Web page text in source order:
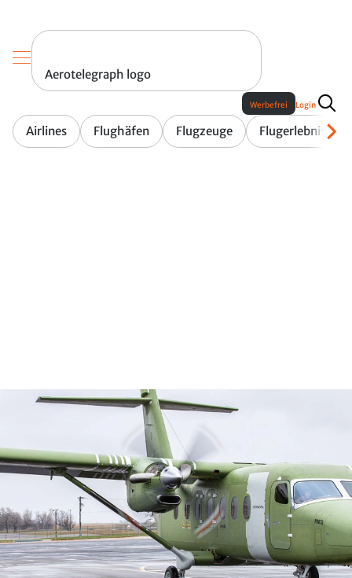
Aerotelegraph logo
Airlines Flughäfen Flugzeuge Flugerlebnis
Werbefrei Login